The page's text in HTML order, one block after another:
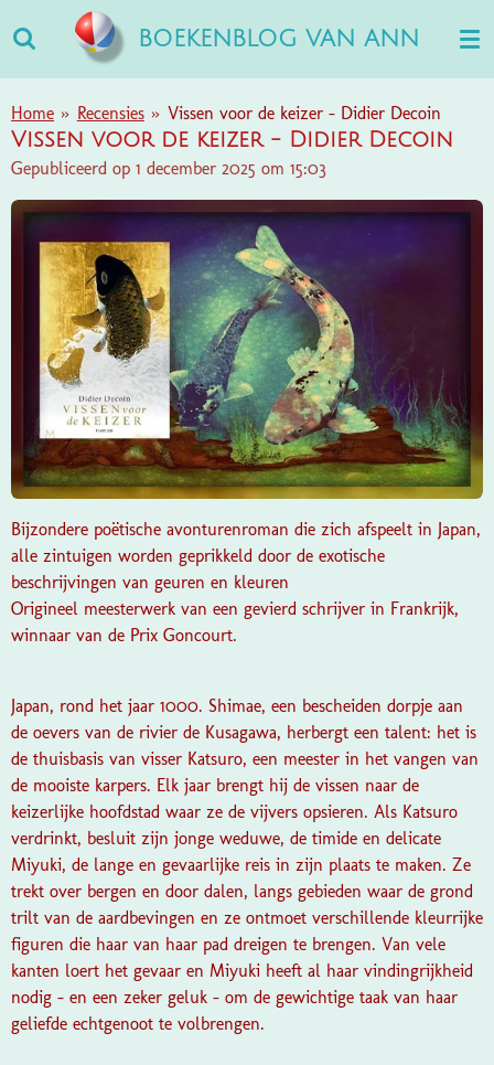
direct
naar
de
hoofdinhoud
BOEKENBLOG VAN ANN
Home » Recensies » Vissen voor de keizer - Didier Decoin
Vissen voor de keizer - Didier Decoin
Gepubliceerd op 1 december 2025 om 15:03
Bijzondere poëtische avonturenroman die zich afspeelt in Japan,
alle zintuigen worden geprikkeld door de exotische
beschrijvingen van geuren en kleuren
Origineel meesterwerk van een gevierd schrijver in Frankrijk,
winnaar van de Prix Goncourt.
Japan, rond het jaar 1000. Shimae, een bescheiden dorpje aan
de oevers van de rivier de Kusagawa, herbergt een talent: het is
de thuisbasis van visser Katsuro, een meester in het vangen van
de mooiste karpers. Elk jaar brengt hij de vissen naar de
keizerlijke hoofdstad waar ze de vijvers opsieren. Als Katsuro
verdrinkt, besluit zijn jonge weduwe, de timide en delicate
Miyuki, de lange en gevaarlijke reis in zijn plaats te maken. Ze
trekt over ­bergen en door dalen, langs gebieden waar de grond
trilt van de aardbevingen en ze ontmoet verschillende kleur­rijke
figuren die haar van haar pad dreigen te brengen. Van vele
kanten loert het gevaar en Miyuki heeft al haar vindingrijkheid
nodig – en een zeker geluk – om de gewichtige taak van haar
geliefde echtgenoot te volbrengen.